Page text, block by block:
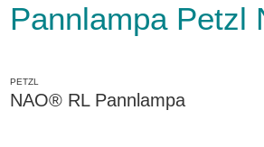
Pannlampa Petzl
PETZL
NAO® RL Pannlampa